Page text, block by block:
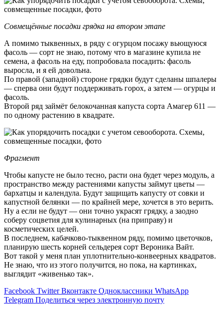
Совмещённые посадки грядка на втором этапе
А помимо тыквенных, в ряду с огурцом посажу вьющуюся
фасоль — сорт не знаю, потому что в магазине купила не
семена, а фасоль на еду, попробовала посадить: фасоль
выросла, и я ей довольна.
По правой (западной) стороне грядки будут сделаны шпалеры
— сперва они будут поддерживать горох, а затем — огурцы и
фасоль.
Второй ряд займёт белокочанная капуста сорта Амагер 611 —
по одному растению в квадрате.
Фрагмент
Чтобы капусте не было тесно, расти она будет через модуль, а
пространство между растениями капусты займут цветы —
бархатцы и календула. Будут защищать капусту от совки и
капустной белянки — по крайней мере, хочется в это верить.
Ну а если не будут — они точно украсят грядку, а заодно
соберу соцветия для кулинарных (на приправу) и
косметических целей.
В последнем, кабачково-тыквенном ряду, помимо цветочков,
планирую шесть корней сельдерея сорт Вероника Вайт.
Вот такой у меня план уплотнительно-конвеерных квадратов.
Не знаю, что из этого получится, но пока, на картинках,
выглядит «живенько так».
Facebook Twitter Вконтакте Одноклассники WhatsApp
Telegram Поделиться через электронную почту